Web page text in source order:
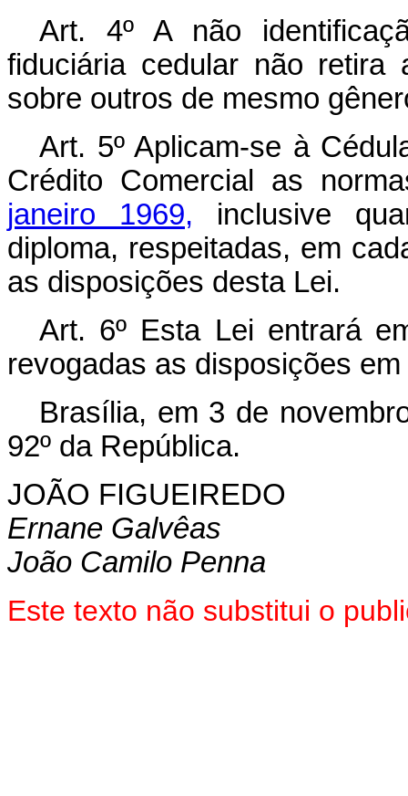
Art. 4º A não
fiduciária cedular não retira
sobre outros de mesmo
Art. 5º Aplicam-se à
Crédito Comercial as
janeiro 1969, inclusive
diploma, respeitadas, em
as disposições desta Lei.
Art. 6º Esta Lei entrará
revogadas as disposições
Brasília, em 3 de
92º da República.
JOÃO FIGUEIREDO
Ernane Galvêas
João Camilo Penna
Este texto não substitui o